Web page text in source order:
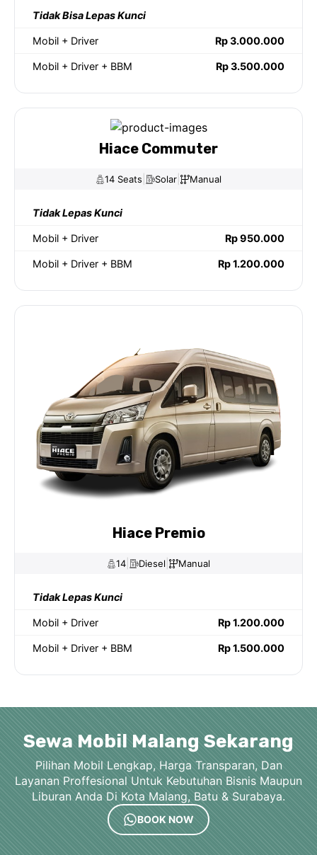
Tidak Bisa Lepas Kunci
Mobil + Driver Rp 3.000.000
Mobil + Driver + BBM Rp 3.500.000
Hiace Commuter
14 Seats Solar Manual
Tidak Lepas Kunci
Mobil + Driver Rp 950.000
Mobil + Driver + BBM Rp 1.200.000
Hiace Premio
14 Diesel Manual
Tidak Lepas Kunci
Mobil + Driver Rp 1.200.000
Mobil + Driver + BBM Rp 1.500.000
Sewa Mobil Malang Sekarang
Pilihan Mobil Lengkap, Harga Transparan, Dan
Layanan Proffesional Untuk Kebutuhan Bisnis Maupun
Liburan Anda Di Kota Malang, Batu & Surabaya.
BOOK NOW